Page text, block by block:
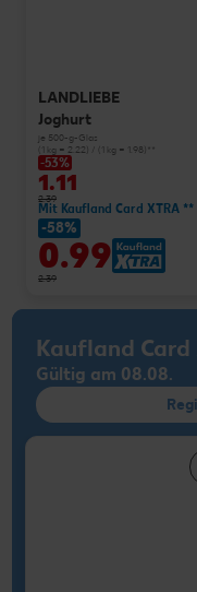
LANDLIEBE
Joghurt
je 500-g-Glas
(1 kg = 2.22) / (1 kg = 1.98)**
-53%
1.11
2.39
Mit Kaufland Card XTRA **
-58%
0.99
2.39
Kaufland Card
Gültig am 08.08.